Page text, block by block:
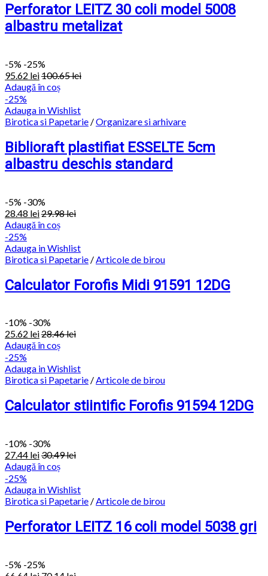
Perforator LEITZ 30 coli model 5008
albastru metalizat
-5% -25%
95.62 lei100.65lei
Adaugă în coș
-25%
Adauga in Wishlist
Birotica si Papetarie /Organizare si arhivare
Biblioraft plastifiat ESSELTE 5cm
albastru deschis standard
-5% -30%
28.48 lei29.98lei
Adaugă în coș
-25%
Adauga in Wishlist
Birotica si Papetarie / Articole de birou
Calculator Forofis Midi 91591 12DG
-10% -30%
25.62 lei28.46lei
Adaugă în coș
-25%
Adauga in Wishlist
Birotica si Papetarie /Articole de birou
Calculator stiintific Forofis 91594 12DG
-10% -30%
27.44 lei30.49lei
Adaugă în coș
-25%
Adauga in Wishlist
Birotica si Papetarie /Articole de birou
Perforator LEITZ 16 coli model 5038 gri
-5% -25%